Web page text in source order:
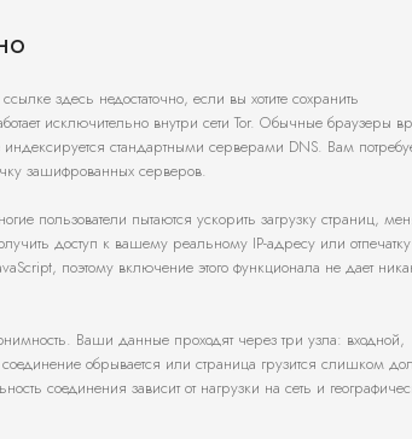
здесь недостаточно, если вы хотите сохранить
исключительно внутри сети Tor. Обычные браузеры
стандартными серверами DNS. Вам
зашифрованных серверов.
пользователи пытаются ускорить загрузку страниц,
доступ к вашему реальному IP-адресу или отпечатку
поэтому включение этого функционала не дает
Ваши данные проходят через три узла: входной,
обрывается или страница грузится слишком
соединения зависит от нагрузки на сеть и